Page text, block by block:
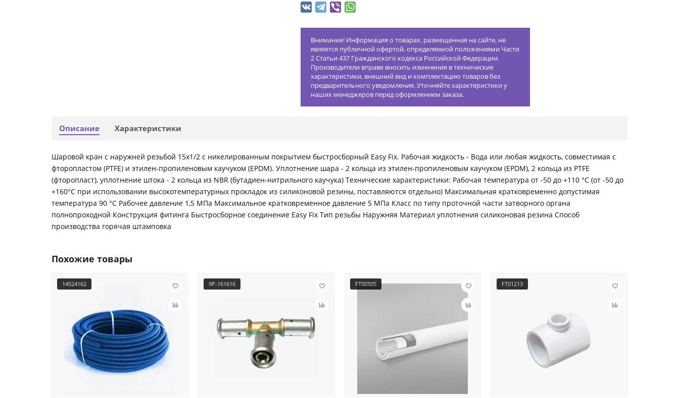
Внимание! Информация о товарах, размещенная на сайте, не
является публичной офертой, определяемой положениями Части
2 Статьи 437 Гражданского кодекса Российской Федерации.
Производители вправе вносить изменения в технические
характеристики, внешний вид и комплектацию товаров без
предварительного уведомления. Уточняйте характеристики у
наших менеджеров перед оформлением заказа.
Описание Характеристики
Шаровой кран с наружней резьбой 15х1/2 с никелированным покрытием быстросборный Easy Fix. Рабочая жидкость - Вода или любая жидкость, совместимая с
фторопластом (PTFE) и этилен-пропиленовым каучуком (EPDM). Уплотнение шара - 2 кольца из этилен-пропиленовым каучуком (EPDM), 2 кольца из PTFE
(фторопласт), уплотнение штока - 2 кольца из NBR (бутадиен-нитрильного каучука) Технические характеристики: Рабочая температура от -50 до +110 °С (от -50 до
+160°С при использовании высокотемпературных прокладок из силиконовой резины, поставляются отдельно) Максимальная кратковременно допустимая
температура 90 °С Рабочее давление 1,5 МПа Максимальное кратковременное давление 5 МПа Класс по типу проточной части затворного органа
полнопроходной Конструкция фитинга Быстросборное соединение Easy Fix Тип резьбы Наружняя Материал уплотнения силиконовая резина Способ
производства горячая штамповка
Похожие товары
14524162 9P-161616 FT00505 FT01213